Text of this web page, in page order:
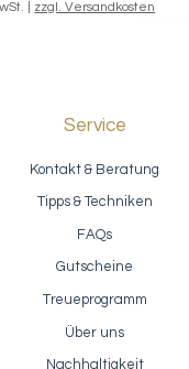
zzgl. Versandkosten
Glaze 250ml
Preis
22,50 €
Service
Kontakt & Beratung
Tipps & Techniken
FAQs
Gutscheine
Treueprogramm
Über uns
Nachhaltigkeit